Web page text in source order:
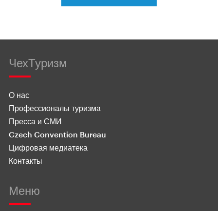
ЧехТуризм
О нас
Профессионалы туризма
Пресса и СМИ
Czech Convention Bureau
Цифровая медиатека
Контакты
Меню